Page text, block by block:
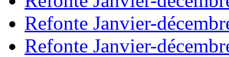
Refonte Janvier-
Refonte Janvier-